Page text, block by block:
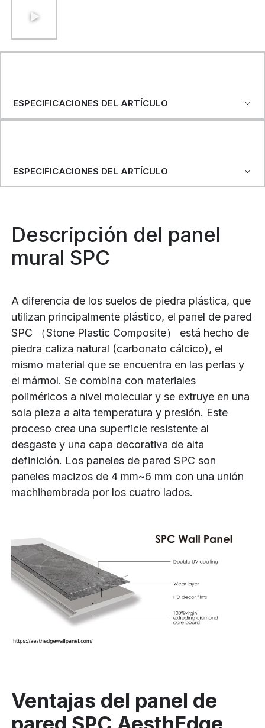
ESPECIFICACIONES DEL ARTÍCULO
ESPECIFICACIONES DEL ARTÍCULO
Descripción del panel
mural SPC
A diferencia de los suelos de piedra plástica, que
utilizan principalmente plástico, el panel de pared
SPC （Stone Plastic Composite） está hecho de
piedra caliza natural (carbonato cálcico), el
mismo material que se encuentra en las perlas y
el mármol. Se combina con materiales
poliméricos a nivel molecular y se extruye en una
sola pieza a alta temperatura y presión. Este
proceso crea una superficie resistente al
desgaste y una capa decorativa de alta
definición. Los paneles de pared SPC son
paneles macizos de 4 mm~6 mm con una unión
machihembrada por los cuatro lados.
Ventajas del panel de